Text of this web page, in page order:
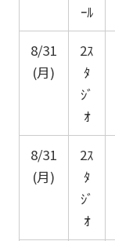
ｰﾙ
8/31
(月)
2ｽ
ﾀ
ｼﾞ
ｵ
8/31
(月)
2ｽ
ﾀ
ｼﾞ
ｵ